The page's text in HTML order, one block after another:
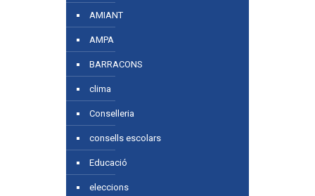
AMIANT
AMPA
BARRACONS
clima
Conselleria
consells escolars
Educació
eleccions